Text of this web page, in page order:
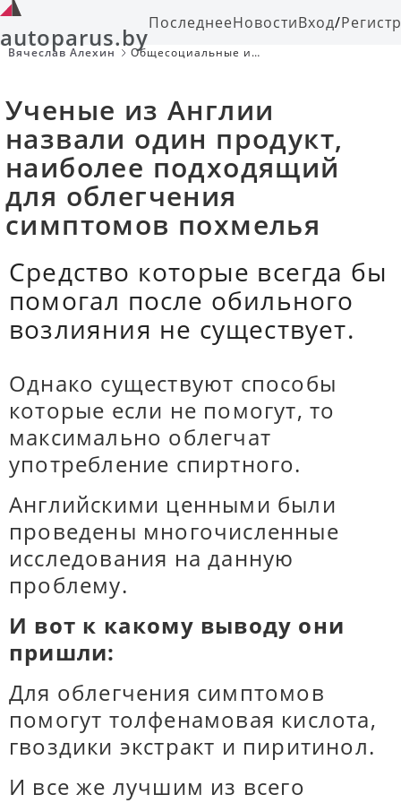
autoparus.byПоследнееНовостиВход/
Вячеслав Алехин
Общесоциальные и
личностей.
Ученые из Англии
назвали один продукт,
наиболее подходящий
для облегчения
симптомов похмелья
Средство которые всегда бы
помогал после обильного
возлияния не существует.
Однако существуют способы
которые если не помогут, то
максимально облегчат
употребление спиртного.
Английскими ценными были
проведены многочисленные
исследования на данную
проблему.
И вот к какому выводу они
пришли:
Для облегчения симптомов
помогут толфенамовая кислота,
гвоздики экстракт и пиритинол.
И все же лучшим из всего